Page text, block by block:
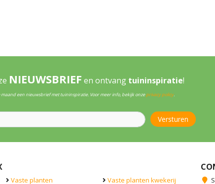
NIEUWSBRIEF en ontvang tuininspiratie!
een nieuwsbrief met tuininspiratie. Voor meer info, bekijk onzeprivacy policy.
Vaste planten Vaste planten kwekerij